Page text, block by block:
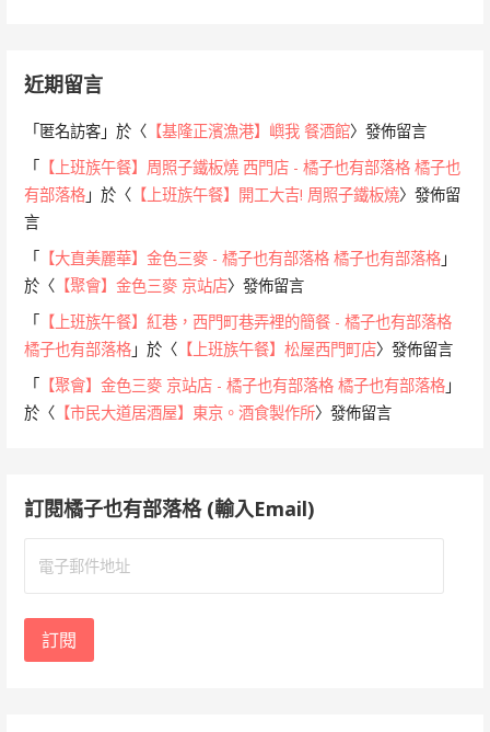
近期留言
「匿名訪客 」於〈 【基隆正濱漁港】嶼我 餐酒館〉發佈留言
「 【上班族午餐】周照子鐵板燒 西門店 - 橘子也有部落格 橘子也
有部落格 」於〈 【上班族午餐】開工大吉! 周照子鐵板燒〉發佈留
言
「 【大直美麗華】金色三麥 - 橘子也有部落格 橘子也有部落格 」
於〈 【聚會】金色三麥 京站店〉發佈留言
「 【上班族午餐】紅巷，西門町巷弄裡的簡餐 - 橘子也有部落格
橘子也有部落格 」於〈 【上班族午餐】松屋西門町店〉發佈留言
「 【聚會】金色三麥 京站店 - 橘子也有部落格 橘子也有部落格 」
於〈 【市民大道居酒屋】東京。酒食製作所〉發佈留言
訂閱橘子也有部落格 (輸入Email)
地
訂閱